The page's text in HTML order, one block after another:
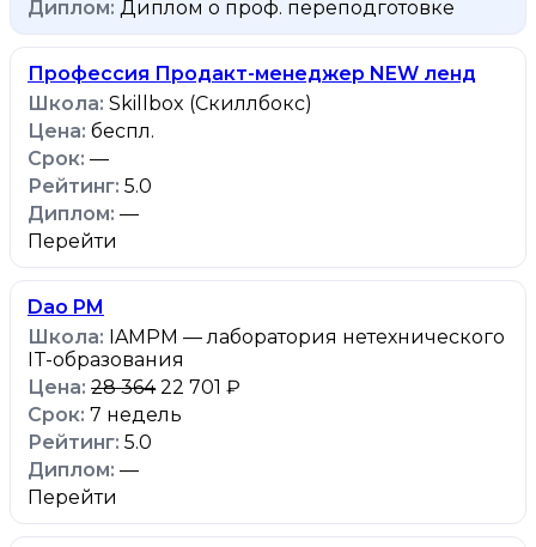
Диплом о проф. переподготовке
Профессия Продакт-менеджер NEW ленд
Skillbox (Скиллбокс)
беспл.
—
5.0
—
Перейти
Dao PM
IAMPM — лаборатория нетехнического
IT-образования
28 36422 701 ₽
7 недель
5.0
—
Перейти